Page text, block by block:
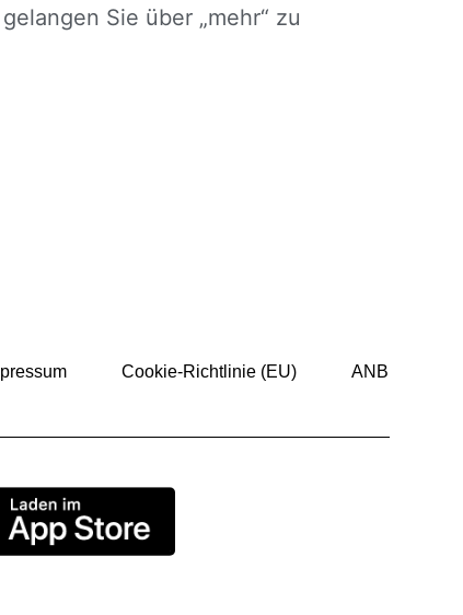
Sie über „mehr“ zu
Cookie-Richtlinie (EU) ANB